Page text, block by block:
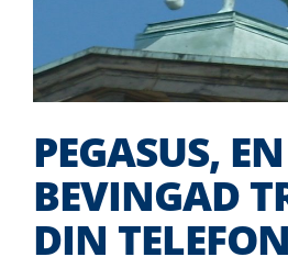
PEGASUS, EN
BEVINGAD
DIN TELEFON